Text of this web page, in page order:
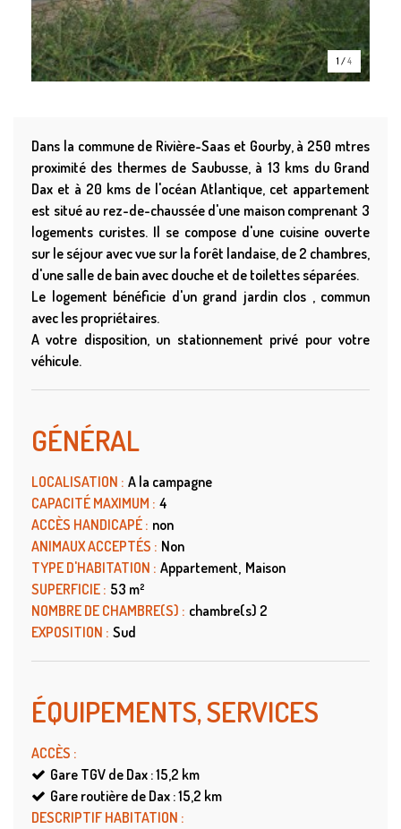
1 /4
Dans la commune de Rivière-Saas et Gourby, à 250 mtres
proximité des thermes de Saubusse, à 13 kms du Grand
Dax et à 20 kms de l'océan Atlantique, cet appartement
est situé au rez-de-chaussée d'une maison comprenant 3
logements curistes. Il se compose d'une cuisine ouverte
sur le séjour avec vue sur la forêt landaise, de 2 chambres,
d'une salle de bain avec douche et de toilettes séparées.
Le logement bénéficie d'un grand jardin clos , commun
avec les propriétaires.
A votre disposition, un stationnement privé pour votre
véhicule.
GÉNÉRAL
LOCALISATION : A la campagne
CAPACITÉ MAXIMUM : 4
ACCÈS HANDICAPÉ : non
ANIMAUX ACCEPTÉS : Non
TYPE D'HABITATION : Appartement Maison
SUPERFICIE : 53 m²
NOMBRE DE CHAMBRE(S) : chambre(s) 2
EXPOSITION : Sud
ÉQUIPEMENTS, SERVICES
ACCÈS :
Gare TGV de Dax : 15,2 km
Gare routière de Dax : 15,2 km
DESCRIPTIF HABITATION :